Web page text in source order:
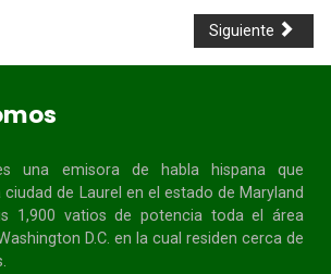
Siguiente
una emisora de habla hispanaque
de Laurel en el estado de Maryland
1,900 vatios de potencia toda el área
D.C. en la cual residen cerca de